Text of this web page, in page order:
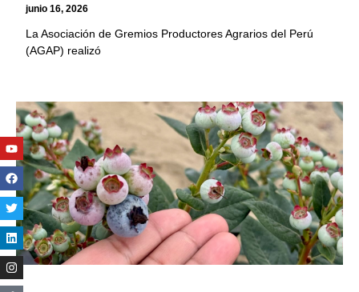
junio 16, 2026
La Asociación de Gremios Productores Agrarios del Perú
(AGAP) realizó
Youtube
Facebook
Twitter
Linkedin
Instagram